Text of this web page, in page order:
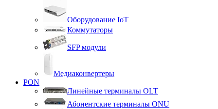
Оборудование IoT
Коммутаторы
SFP модули
Медиаконвертеры
PON
Линейные терминалы OLT
Абонентские терминалы ONU